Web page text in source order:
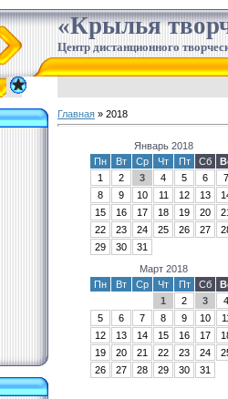
«Крылья
Центр дистанционного
Главная » 2018
Январь 2018
Пн
Вт Ср Чт Пт Сб
1
2 3 4 5 6
7
8
9 10 11 12 13
15
16 17 18 19 20
22
23 24 25 26 27
29
30
31
Март 2018
Пн
Вт Ср Чт Пт Сб
1
2 3
4
5
6 7 8 9 10
12
13 14 15 16 17
19
20 21 22 23 24
26
27 28 29 30 31